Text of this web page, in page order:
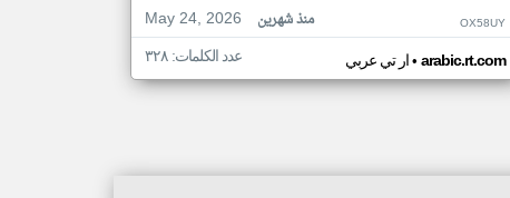
May 24, 2026
منذ شهرين OX58UY
ار تي عربي• arabic.rt.com عدد الكلمات: ٣٢٨